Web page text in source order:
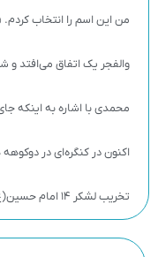
من این اسم را انتخاب
والفجر یک اتفاق می‌افتد
محمدی با اشاره به اینکه
اکنون در کنگره‌ای در
تخریب لشکر ۱۴ امام حسین(ع) و نقش آنان در دفاع مقدس می‌پردازد.